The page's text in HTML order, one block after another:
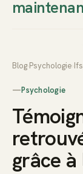
Thierry
Blog Psychologie
—Psychologie
grâce à